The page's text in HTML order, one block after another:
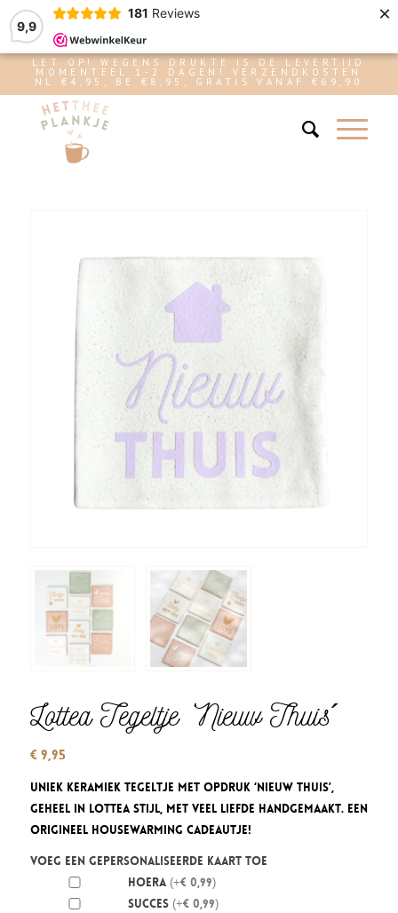
9,9
181 Reviews ×
LET OP! WEGENS DRUKTE IS DE LEVERTIJD
MOMENTEEL 1-2 DAGEN! VERZENDKOSTEN
NL €4,95, BE €8,95, GRATIS VANAF €69,90
Lottea Tegeltje ‘Nieuw Thuis´
€9,95
Uniek keramiek tegeltje met opdruk ‘Nieuw Thuis’,
geheel in Lottea stijl, met veel liefde handgemaakt. Een
origineel housewarming cadeautje!
Voeg een gepersonaliseerde kaart toe
Hoera (+€ 0,99)
Succes (+€ 0,99)